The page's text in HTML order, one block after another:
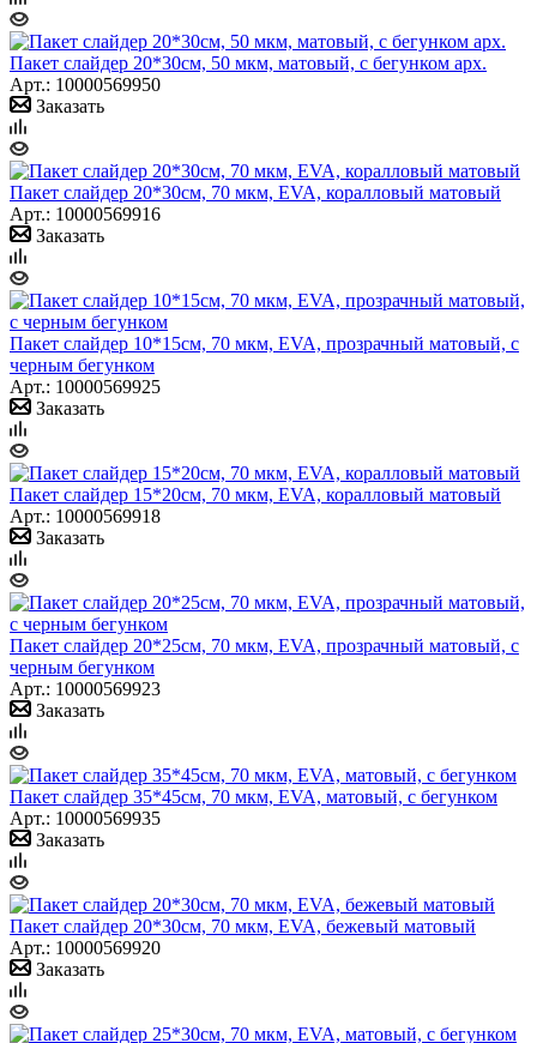
Пакет слайдер 20*30см, 50 мкм, матовый, с бегунком арх.
Арт.: 10000569950
Заказать
Пакет слайдер 20*30см, 70 мкм, EVA, коралловый матовый
Арт.: 10000569916
Заказать
Пакет слайдер 10*15см, 70 мкм, EVA, прозрачный матовый, с
черным бегунком
Арт.: 10000569925
Заказать
Пакет слайдер 15*20см, 70 мкм, EVA, коралловый матовый
Арт.: 10000569918
Заказать
Пакет слайдер 20*25см, 70 мкм, EVA, прозрачный матовый, с
черным бегунком
Арт.: 10000569923
Заказать
Пакет слайдер 35*45см, 70 мкм, EVA, матовый, с бегунком
Арт.: 10000569935
Заказать
Пакет слайдер 20*30см, 70 мкм, EVA, бежевый матовый
Арт.: 10000569920
Заказать